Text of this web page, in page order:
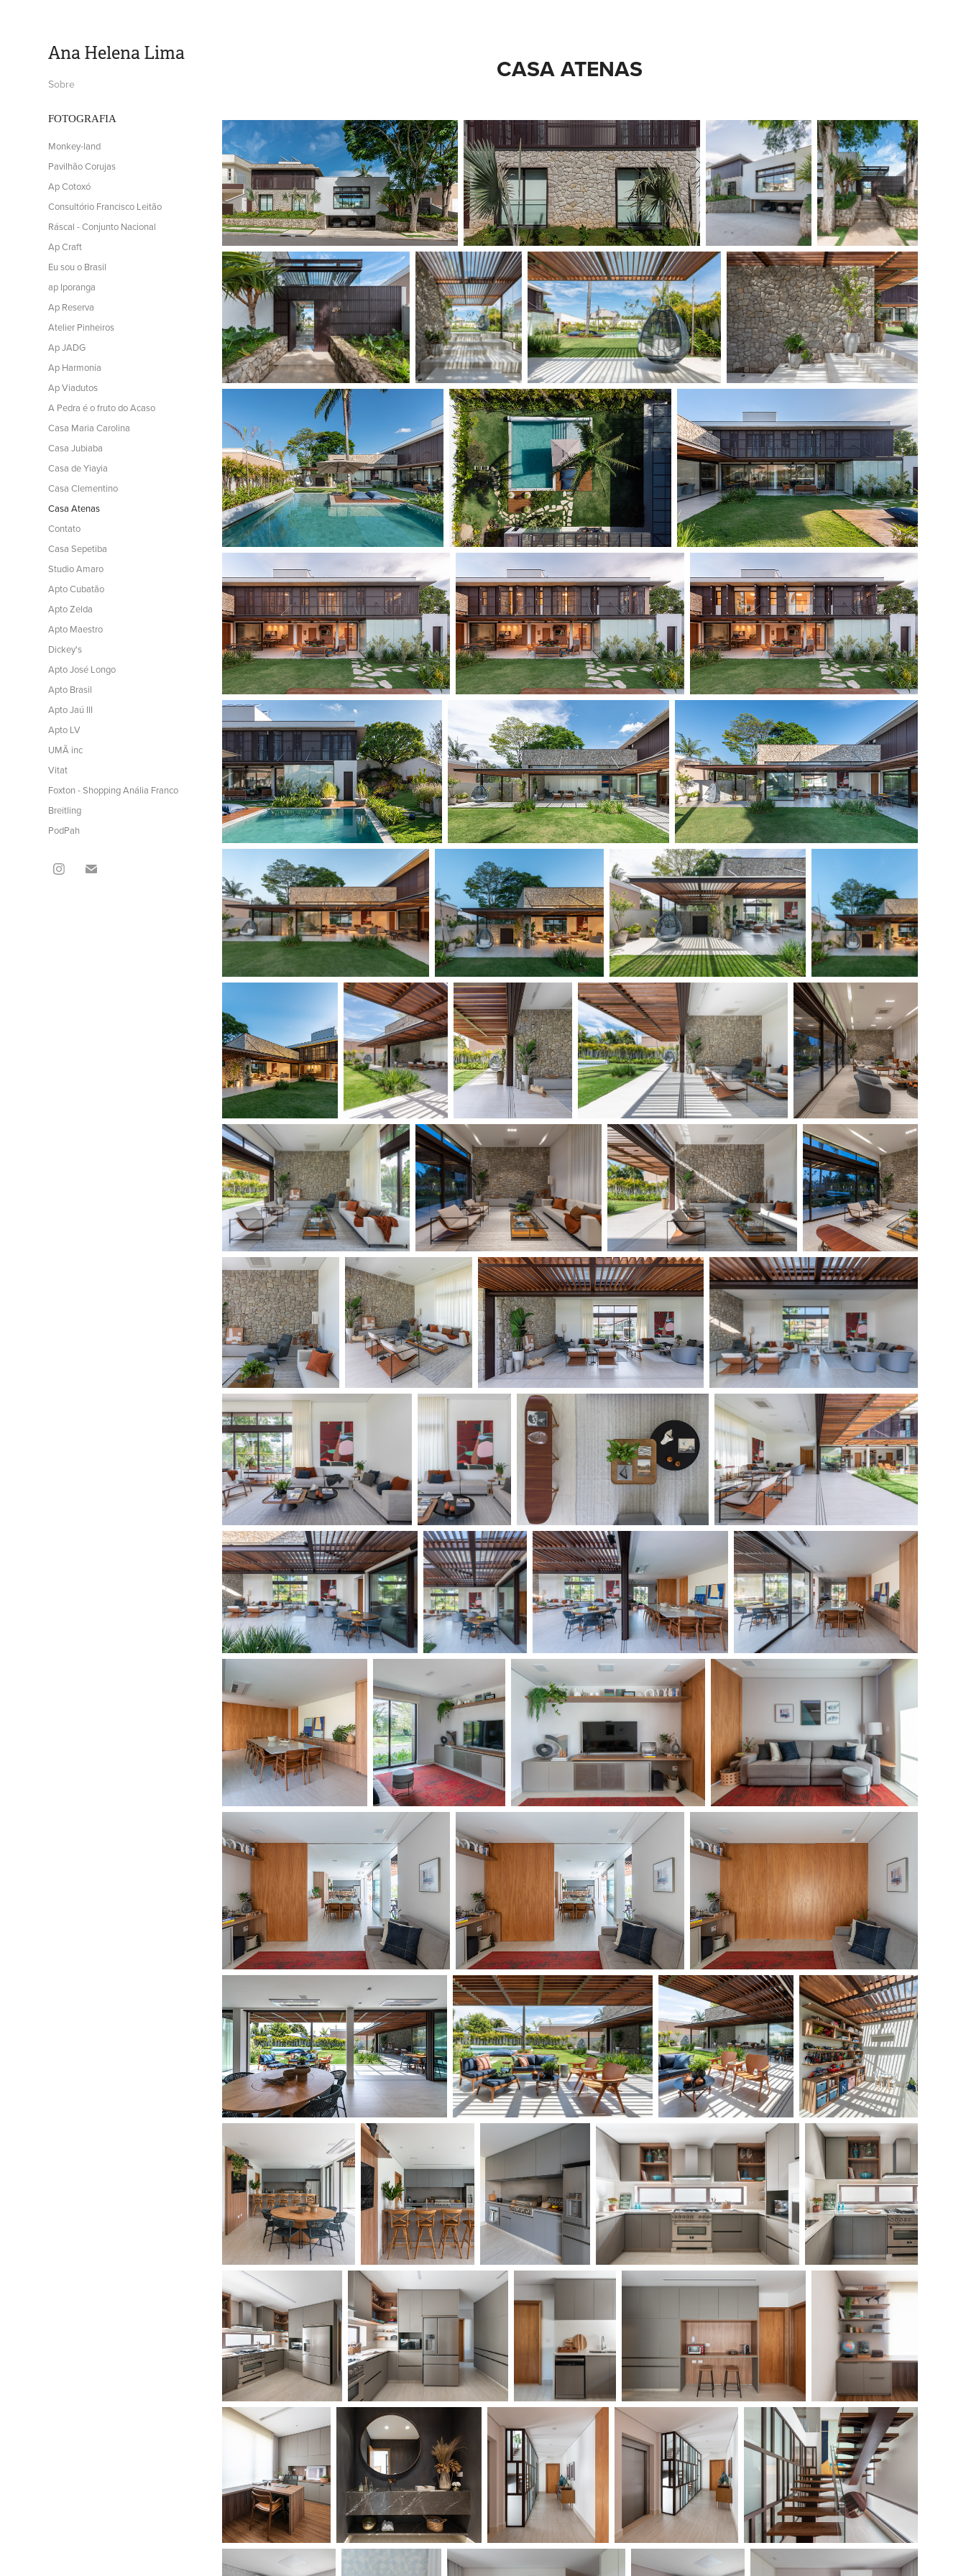
Ana Helena Lima
Sobre
FOTOGRAFIA
Monkey-land
Pavilhão Corujas
Ap Cotoxó
Consultório Francisco Leitão
Ráscal - Conjunto Nacional
Ap Craft
Eu sou o Brasil
ap Iporanga
Ap Reserva
Atelier Pinheiros
Ap JADG
Ap Harmonia
Ap Viadutos
A Pedra é o fruto do Acaso
Casa Maria Carolina
Casa Jubiaba
Casa de Yiayia
Casa Clementino
Casa Atenas
Contato
Casa Sepetiba
Studio Amaro
Apto Cubatão
Apto Zelda
Apto Maestro
Dickey's
Apto José Longo
Apto Brasil
Apto Jaú III
Apto LV
UMÃ inc
Vitat
Foxton - Shopping Anália Franco
Breitling
PodPah
CASA ATENAS